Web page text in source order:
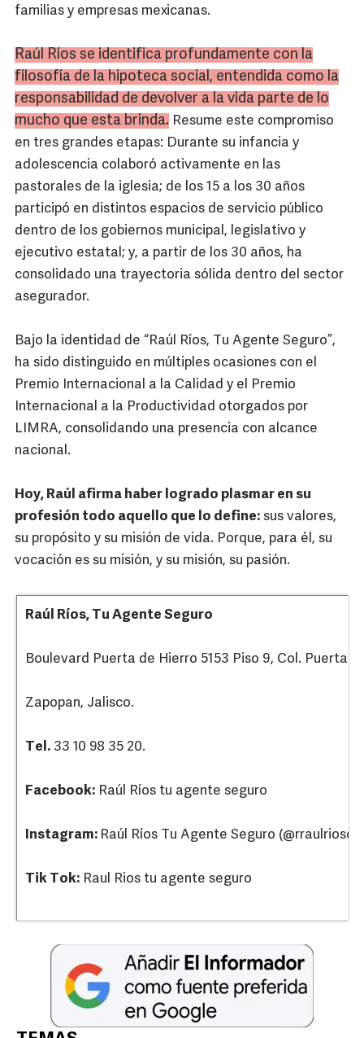
familias y empresas mexicanas.
Raúl Ríos se identifica profundamente con la
filosofía de la hipoteca social, entendida como la
responsabilidad de devolver a la vida parte de lo
mucho que esta brinda. Resume este compromiso
en tres grandes etapas: Durante su infancia y
adolescencia colaboró activamente en las
pastorales de la iglesia; de los 15 a los 30 años
participó en distintos espacios de servicio público
dentro de los gobiernos municipal, legislativo y
ejecutivo estatal; y, a partir de los 30 años, ha
consolidado una trayectoria sólida dentro del sector
asegurador.
Bajo la identidad de “Raúl Ríos, Tu Agente Seguro”,
ha sido distinguido en múltiples ocasiones con el
Premio Internacional a la Calidad y el Premio
Internacional a la Productividad otorgados por
LIMRA, consolidando una presencia con alcance
nacional.
Hoy, Raúl afirma haber logrado plasmar en su
profesión todo aquello que lo define: sus valores,
su propósito y su misión de vida. Porque, para él, su
vocación es su misión, y su misión, su pasión.
Raúl Ríos, Tu Agente Seguro
Boulevard Puerta de Hierro 5153 Piso 9, Col. Puerta
Zapopan, Jalisco.
Tel. 33 10 98 35 20.
Facebook: Raúl Ríos tu agente seguro
Instagram: Raúl Ríos Tu Agente Seguro (@rraulriosd)
Tik Tok: Raul Rios tu agente seguro